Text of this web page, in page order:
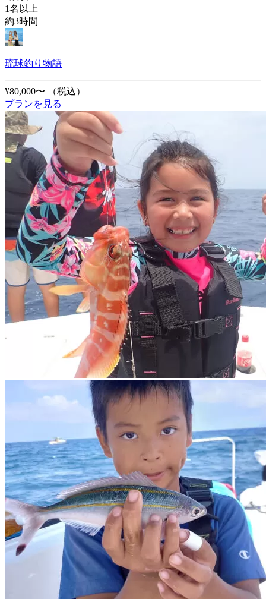
1名以上
約3時間
琉球釣り物語
¥80,000〜
（税込）
プランを見る